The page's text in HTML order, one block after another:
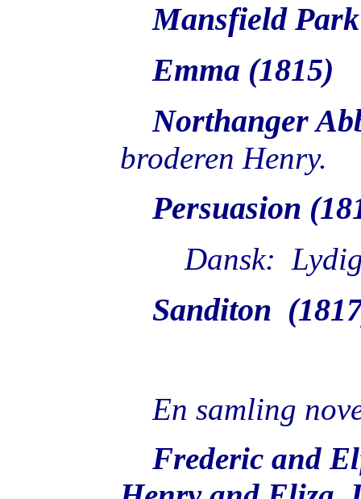
Mansfield Park
Emma (1815)
Northanger
broderen Henry.
Persuasion
Dansk:
Sanditon
En samling
Frederic and